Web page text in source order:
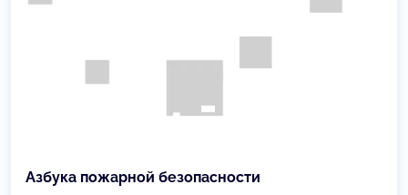
Азбука пожарной безопасности